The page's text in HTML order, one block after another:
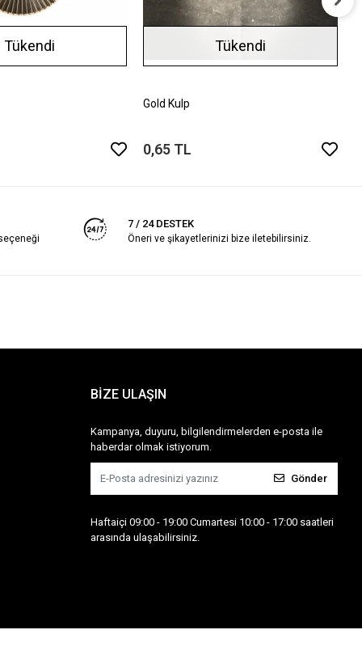
Tükendi Tükendi
Gold Kulp
0,65 TL
7 / 24 DESTEK
Öneri ve şikayetlerinizi bize iletebilirsiniz.
BİZE ULAŞIN
Kampanya, duyuru, bilgilendirmelerden e-posta ile
haberdar olmak istiyorum.
Gönder
Haftaiçi 09:00 - 19:00 Cumartesi 10:00 - 17:00 saatleri
arasında ulaşabilirsiniz.